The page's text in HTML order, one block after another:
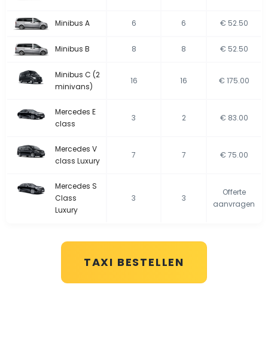
Minibus A 6 6 € 52.50
Minibus B 8 8 € 52.50
Minibus C (2
minivans)
16 16 € 175.00
Mercedes E
class
3 2 € 83.00
Mercedes V
class Luxury
7 7 € 75.00
Mercedes S
Class
Luxury
3 3
Offerte
aanvragen
TAXI BESTELLEN